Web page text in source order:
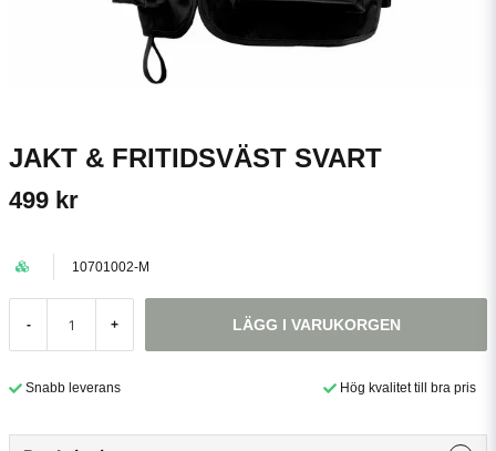
JAKT & FRITIDSVÄST SVART
499 kr
10701002-M
- + LÄGG I VARUKORGEN
Snabb leverans Hög kvalitet till bra pris